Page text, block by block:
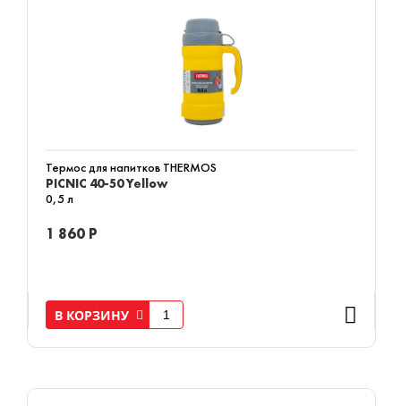
Термос для напитков THERMOS
PICNIC 40-50 Yellow
0,5 л
1 860 Р
В КОРЗИНУ